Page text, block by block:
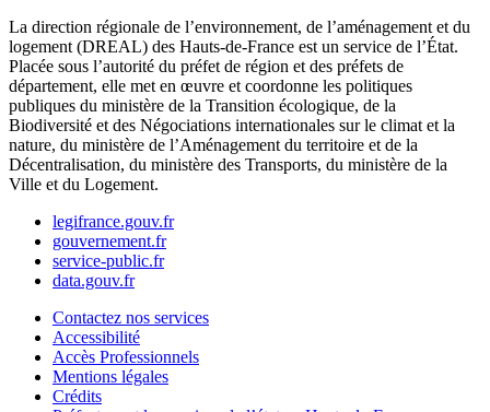
La direction régionale de l’environnement, de l’aménagement et du
logement (DREAL) des Hauts-de-France est un service de l’État.
Placée sous l’autorité du préfet de région et des préfets de
département, elle met en œuvre et coordonne les politiques
publiques du ministère de la Transition écologique, de la
Biodiversité et des Négociations internationales sur le climat et la
nature, du ministère de l’Aménagement du territoire et de la
Décentralisation, du ministère des Transports, du ministère de la
Ville et du Logement.
legifrance.gouv.fr
gouvernement.fr
service-public.fr
data.gouv.fr
Contactez nos services
Accessibilité
Accès Professionnels
Mentions légales
Crédits